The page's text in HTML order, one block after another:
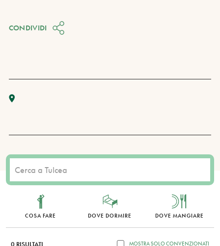
CONDIVIDI
COSA FARE DOVE DORMIRE DOVE MANGIARE
0 RISULTATI MOSTRA SOLO CONVENZIONATI